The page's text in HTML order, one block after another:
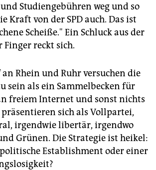
Studiengebühren weg und so
Kraft von der SPD auch. Das ist
Scheiße." Ein Schluck aus der
Finger reckt sich.
Rhein und Ruhr versuchen die
sein als ein Sammelbecken für
freiem Internet und sonst nichts
präsentieren sich als Vollpartei,
irgendwie libertär, irgendwo
Grünen. Die Strategie ist heikel:
Establishment oder einer